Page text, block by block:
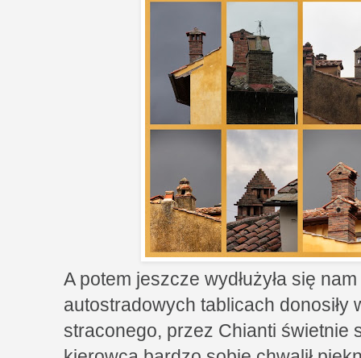
A potem jeszcze wydłużyła się
autostradowych tablicach donosiły
straconego, przez Chianti świetnie